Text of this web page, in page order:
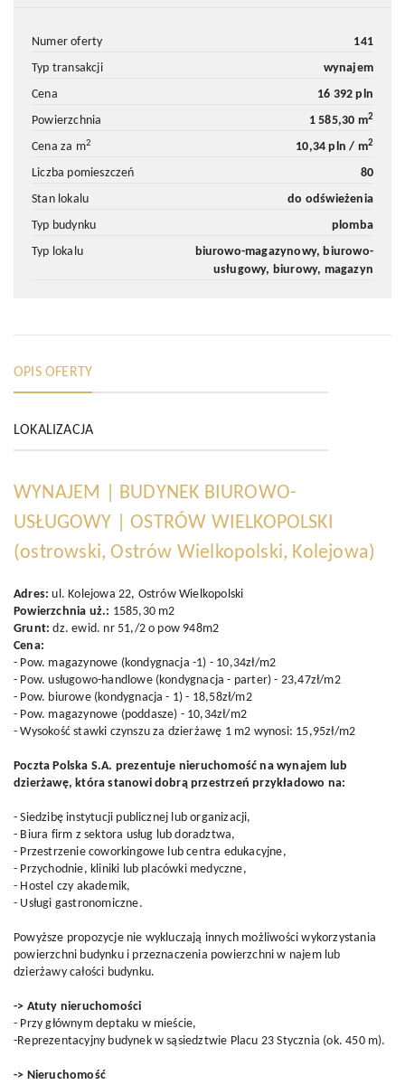
numer oferty
141
typ transakcji
wynajem
cena
16 392 pln
powierzchnia
1 585,30 m2
cena za m2 10,34 pln / m2
liczba pomieszczeń
80
stan lokalu
do odświeżenia
typ budynku
plomba
typ lokalu
biurowo-magazynowy, biurowo-
usługowy, biurowy, magazyn
OPIS OFERTY
LOKALIZACJA
WYNAJEM | BUDYNEK BIUROWO-
USŁUGOWY | OSTRÓW WIELKOPOLSKI
(ostrowski, Ostrów Wielkopolski, Kolejowa)
Adres:ul. Kolejowa 22, Ostrów Wielkopolski
Powierzchnia uż.: 1585,30 m2
Grunt: dz. ewid. nr 51,/2 o pow 948m2
Cena:
- Pow. magazynowe (kondygnacja -1) - 10,34zł/m2
- Pow. usługowo-handlowe (kondygnacja - parter) - 23,47zł/m2
- Pow. biurowe (kondygnacja - 1) - 18,58zł/m2
- Pow. magazynowe (poddasze) - 10,34zł/m2
- Wysokość stawki czynszu za dzierżawę 1 m2 wynosi: 15,95zł/m2
Poczta Polska S.A. prezentuje nieruchomość na wynajem lub
dzierżawę, która stanowi dobrą przestrzeń przykładowo na:
- Siedzibę instytucji publicznej lub organizacji,
- Biura firm z sektora usług lub doradztwa,
- Przestrzenie coworkingowe lub centra edukacyjne,
- Przychodnie, kliniki lub placówki medyczne,
- Hostel czy akademik,
- Usługi gastronomiczne.
Powyższe propozycje nie wykluczają innych możliwości wykorzystania
powierzchni budynku i przeznaczenia powierzchni w najem lub
dzierżawy całości budynku.
-> Atuty nieruchomości
- Przy głównym deptaku w mieście,
-Reprezentacyjny budynek w sąsiedztwie Placu 23 Stycznia (ok. 450 m).
-> Nieruchomość